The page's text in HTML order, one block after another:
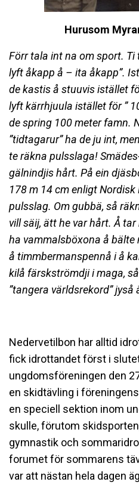
Hurusom
Förr tala int na om sport. Ti
lyft åkapp å – ita åkapp”.
de kastis å stuuvis istället
lyft kärrhjuula istället för ”
de spring 100 meter famn.
”tidtagarur” ha de ju int,
te räkna pulsslaga!
gälnindjis hårt. På ein
178 m 14 cm enligt
pulsslag. Om gubbä, så
vill säij, ätt he var hårt. Å
ha vammalsböxona å bälte
å timmbermanspennå i å
kilå färskströmdji i maga,
”tangera världsrekord”
Nedervetilbon har alltid
fick idrottandet först i
ungdomsföreningen den
en skidtävling i
en speciell sektion inom
skulle, förutom
gymnastik och
forumet för sommarens
var att nästan hela dagen